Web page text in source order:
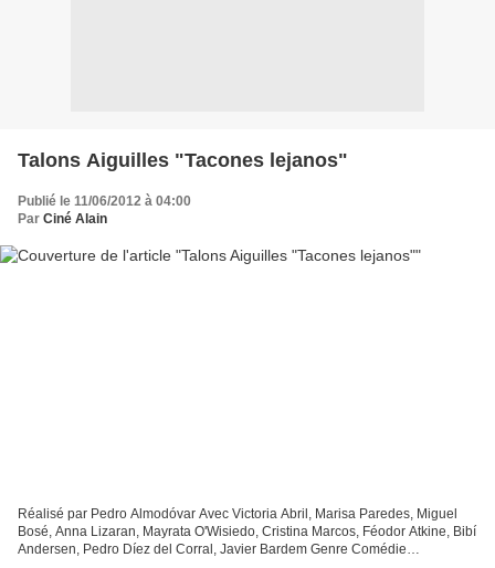
Talons Aiguilles "Tacones lejanos"
Publié le 11/06/2012 à 04:00
Par Ciné Alain
Réalisé par Pedro Almodóvar Avec Victoria Abril, Marisa Paredes, Miguel
Bosé, Anna Lizaran, Mayrata O'Wisiedo, Cristina Marcos, Féodor Atkine, Bibí
Andersen, Pedro Díez del Corral, Javier Bardem Genre Comédie